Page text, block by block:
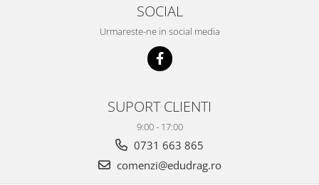
SOCIAL
Urmareste-ne in social media
SUPORT CLIENTI
9:00 - 17:00
0731 663 865
comenzi@edudrag.ro